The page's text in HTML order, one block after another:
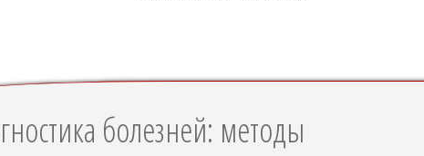
болезней: методы